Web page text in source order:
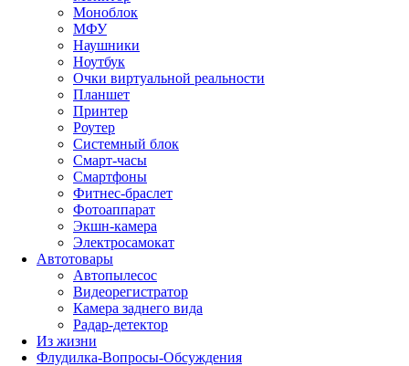
Моноблок
МФУ
Наушники
Ноутбук
Очки виртуальной реальности
Планшет
Принтер
Роутер
Системный блок
Смарт-часы
Смартфоны
Фитнес-браслет
Фотоаппарат
Экшн-камера
Электросамокат
Автотовары
Автопылесос
Видеорегистратор
Камера заднего вида
Радар-детектор
Из жизни
Флудилка-Вопросы-Обсуждения